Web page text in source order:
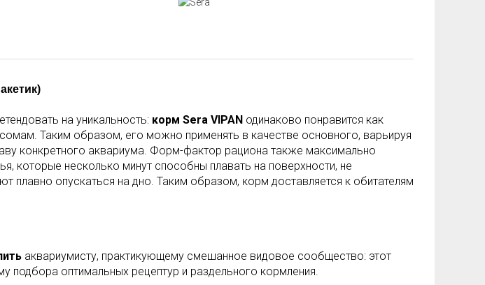
на уникальность: корм Sera VIPANодинаково понравится как
Таким образом, его можно применять в качестве основного, варьируя
конкретного аквариума. Форм-фактор рациона также максимально
которые несколько минут способны плавать на поверхности, не
плавно опускаться на дно. Таким образом, корм доставляется к обитателям
аквариумисту, практикующему смешанное видовое сообщество: этот
подбора оптимальных рецептур и раздельного кормления.